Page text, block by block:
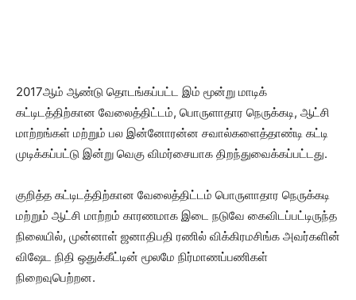
2017ஆம் ஆண்டு தொடங்கப்பட்ட இம் மூன்று மாடிக்
கட்டிடத்திற்கான வேலைத்திட்டம், பொருளாதார நெருக்கடி, ஆட்சி
மாற்றங்கள் மற்றும் பல இன்னோரன்ன சவால்களைத்தாண்டி கட்டி
முடிக்கப்பட்டு இன்று வெகு விமர்சையாக திறந்துவைக்கப்பட்டது.
குறித்த கட்டிடத்திற்கான வேலைத்திட்டம் பொருளாதார நெருக்கடி
மற்றும் ஆட்சி மாற்றம் காரணமாக இடை நடுவே கைவிடப்பட்டிருந்த
நிலையில், முன்னாள் ஜனாதிபதி ரணில் விக்கிரமசிங்க அவர்களின்
விஷேட நிதி ஒதுக்கீட்டின் மூலமே நிர்மாணப்பணிகள்
நிறைவுபெற்றன.